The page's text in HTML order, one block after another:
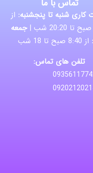
تماس با ما
کاری شنبه تا پنجشنبه: از
جمعه
از 8:40 صبح تا 18 شب
تلفن های تماس: